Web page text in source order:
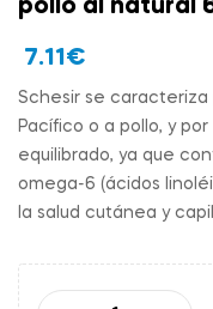
pollo al natural
7.11€
Schesir se caracteriza
Pacífico o a pollo, y
equilibrado, ya que
omega-6 (ácidos
la salud cutánea y